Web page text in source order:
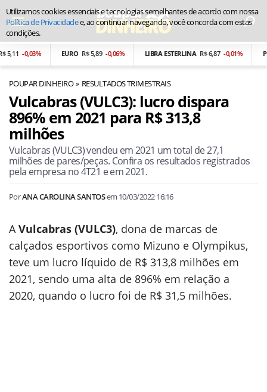
-0,03% EURO R$ 5,89 -0,06% LIBRA ESTERLINA R$ 6,87 -0,01%
POUPAR DINHEIRO RESULTADOS TRIMESTRAIS
Vulcabras (VULC3): lucro dispara
896% em 2021 para R$ 313,8
milhões
Vulcabras (VULC3) vendeu em 2021 um total de 27,1
milhões de pares/peças. Confira os resultados registrados
pela empresa no 4T21 e em 2021.
PorANA CAROLINA SANTOSem 10/03/2022 16:16
AVulcabras (VULC3), dona de marcas de
calçados esportivos como Mizuno e Olympikus,
teve um lucro líquido de R$ 313,8 milhões em
2021, sendo uma alta de 896% em relação a
2020, quando o lucro foi de R$ 31,5 milhões.
Utilizamos cookies essenciais e tecnologias semelhantes de acordo com nossa
Política de Privacidadee, ao continuar navegando, você concorda com estas
condições.